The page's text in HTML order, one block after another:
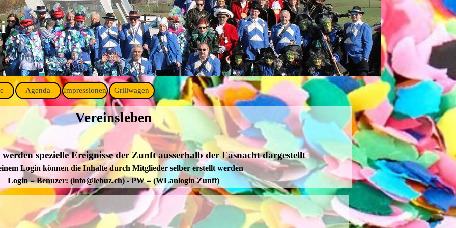
▼
Agenda ▼
Impressionen ▼
Grillwagen ▼
Vereinsleben
spezielle Ereignisse der Zunft ausserhalb der Fasnacht dargestellt
Login können die Inhalte durch Mitglieder selber erstellt werden
Login = Benuzer: (info@lebuz.ch) - PW = (WLanlogin Zunft)